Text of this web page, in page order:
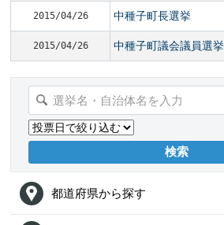
2015/04/26 中種子町長選挙
2015/04/26 中種子町議会議員選挙
都道府県から探す